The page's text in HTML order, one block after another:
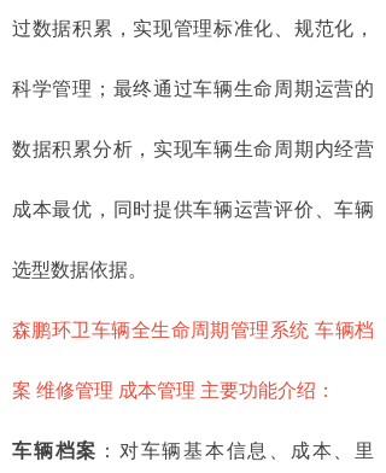
过数据积累，实现管理标准化、规范化，
科学管理； 最终通过车辆生命周期运营的
数据积累分析，实现车辆生命周期内经营
成本最优，同时提供车辆运营评价、车辆
选型数据依据。
森鹏环卫车辆全生命周期管理系统 车辆档
案 维修管理 成本管理 主要功能介绍：
车辆档案 ：对车辆基本信息、成本、里